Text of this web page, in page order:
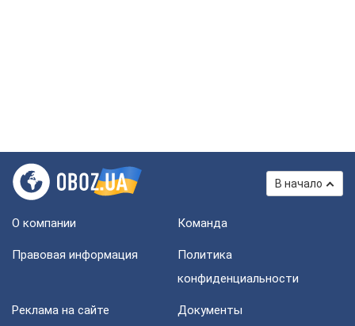
В начало
О компании Команда
Правовая информация
Политика
конфиденциальности
Реклама на сайте Документы